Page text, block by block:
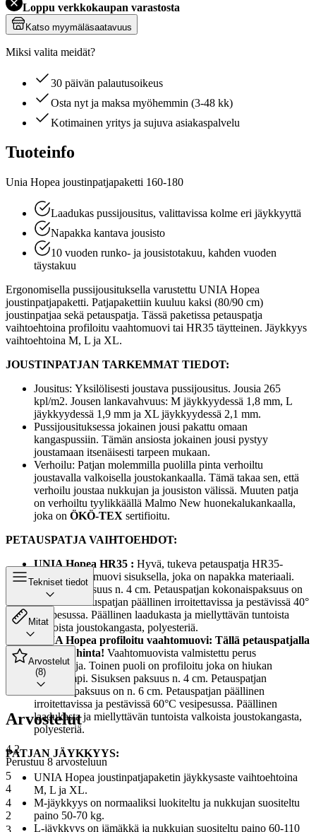
Loppu verkkokaupan varastosta
Katso myymäläsaatavuus
Miksi valita meidät?
30 päivän palautusoikeus
Osta nyt ja maksa myöhemmin (3-48 kk)
Kotimainen yritys ja sujuva asiakaspalvelu
Tuoteinfo
Unia Hopea joustinpatjapaketti 160-180
Laadukas pussijousitus, valittavissa kolme eri jäykkyyttä
Napakka kantava jousisto
10 vuoden runko- ja jousistotakuu, kahden vuoden
täystakuu
Ergonomisella pussijousituksella varustettu UNIA Hopea
joustinpatjapaketti. Patjapakettiin kuuluu kaksi (80/90 cm)
joustinpatjaa sekä petauspatja. Tässä paketissa petauspatja
vaihtoehtoina profiloitu vaahtomuovi tai HR35 täytteinen. Jäykkyys
vaihtoehtoina M, L ja XL.
JOUSTINPATJAN TARKEMMAT TIEDOT:
Jousitus: Yksilölisesti joustava pussijousitus. Jousia 265
kpl/m2. Jousen lankavahvuus: M jäykkyydessä 1,8 mm, L
jäykkyydessä 1,9 mm ja XL jäykkyydessä 2,1 mm.
Pussijousituksessa jokainen jousi pakattu omaan
kangaspussiin. Tämän ansiosta jokainen jousi pystyy
joustamaan itsenäisesti tarpeen mukaan.
Verhoilu: Patjan molemmilla puolilla pinta verhoiltu
joustavalla valkoisella joustokankaalla. Tämä takaa sen, että
verhoilu joustaa nukkujan ja jousiston välissä. Muuten patja
on verhoiltu tyylikkäällä Malmo New huonekalukankaalla,
joka on ÖKÖ-TEX sertifioitu.
PETAUSPATJA VAIHTOEHDOT:
UNIA Hopea HR35 : Hyvä, tukeva petauspatja HR35-
erikoisvaahtomuovi sisuksella, joka on napakka materiaali.
Sisuksen paksuus n. 4 cm. Petauspatjan kokonaispaksuus on
n. 6 cm. Petauspatjan päällinen irroitettavissa ja pestävissä 40°
vesipesussa. Päällinen laadukasta ja miellyttävän tuntoista
valkoista joustokangasta, polyesteriä.
UNIA Hopea profiloitu vaahtomuovi: Tällä petauspatjalla
edullisin hinta! Vaahtomuovista valmistettu perus
petauspatja. Toinen puoli on profiloitu joka on hiukan
pehmeämpi. Sisuksen paksuus n. 4 cm. Petauspatjan
kokonaispaksuus on n. 6 cm. Petauspatjan päällinen
irroitettavissa ja pestävissä 60°C vesipesussa. Päällinen
laadukasta ja miellyttävän tuntoista valkoista joustokangasta,
polyesteriä.
PATJAN JÄYKKYYS:
UNIA Hopea joustinpatjapaketin jäykkysaste vaihtoehtoina
M, L ja XL.
M-jäykkyys on normaaliksi luokiteltu ja nukkujan suositeltu
paino 50-70 kg.
L-jäykkyys on jämäkkä ja nukkujan suositeltu paino 60-110
Tekniset tiedot
Mitat
Arvostelut
(8)
Arvostelut
4.2
Perustuu 8 arvosteluun
5
4
4
2